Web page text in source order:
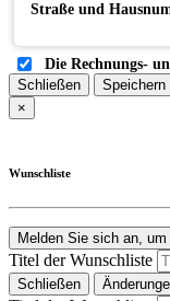
Straße und
Die Rechnungs-
Schließen
Speichern
×
Wunschliste
Melden Sie sich an,
Titel der Wunschliste
Schließen